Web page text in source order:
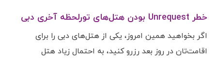
خطر Unrequest بودن هتل‌های تورلحظه آخری دبی
اگر بخواهید همین امروز، یکی از هتل‌های دبی را برای
اقامت‌تان در روز بعد رزرو کنید، به احتمال زیاد هتل